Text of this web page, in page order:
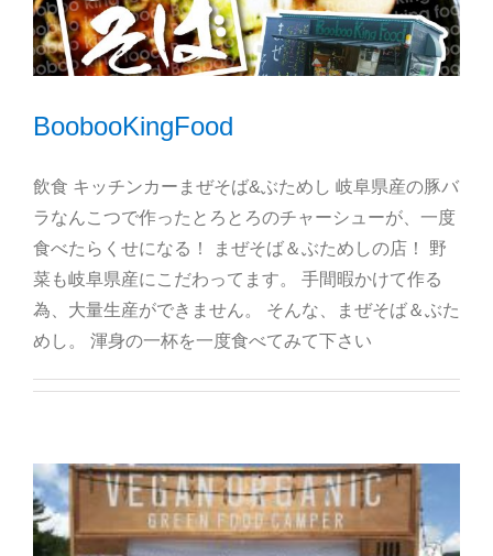
BoobooKingFood
飲食 キッチンカーまぜそば&ぶためし 岐阜県産の豚バ
ラなんこつで作ったとろとろのチャーシューが、一度
食べたらくせになる！ まぜそば＆ぶためしの店！ 野
菜も岐阜県産にこだわってます。 手間暇かけて作る
為、大量生産ができません。 そんな、まぜそば＆ぶた
めし。 渾身の一杯を一度食べてみて下さい